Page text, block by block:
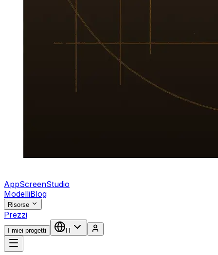
AppScreenStudio
ModelliBlog
Risorse
Prezzi
I miei progetti IT